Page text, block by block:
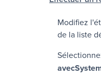
Modifiez
de la liste
avec